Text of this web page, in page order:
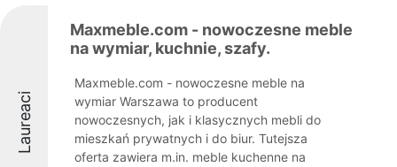
Laureaci
Maxmeble.com - nowoczesne meble
na wymiar, kuchnie, szafy.
Maxmeble.com - nowoczesne meble na
wymiar Warszawa to producent
nowoczesnych, jak i klasycznych mebli do
mieszkań prywatnych i do biur. Tutejsza
oferta zawiera m.in. meble kuchenne na